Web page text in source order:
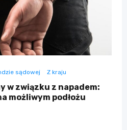
sądowej Z kraju
w związku z napadem:
możliwym podłożu